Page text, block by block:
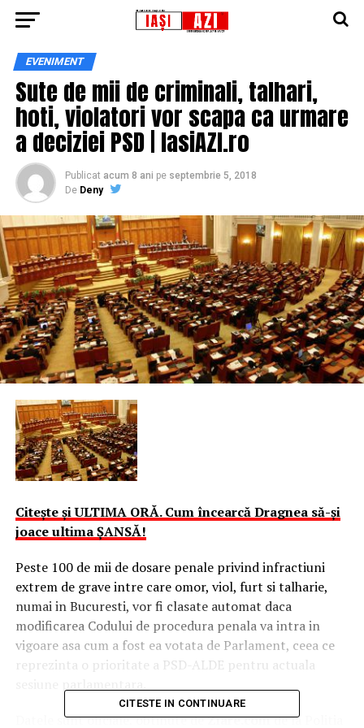
EVENIMENT
Sute de mii de criminali, talhari,
hoti, violatori vor scapa ca urmare
a deciziei PSD | IasiAZI.ro
Publicat acum 8 ani pe septembrie 5, 2018
De Deny
Citeşte şi ULTIMA ORĂ. Cum încearcă Dragnea să-şi
joace ultima ȘANSĂ!
Peste 100 de mii de dosare penale privind infractiuni
extrem de grave intre care omor, viol, furt si talharie,
numai in Bucuresti, vor fi clasate automat daca
modificarea Codului de procedura penala va intra in
vigoare asa cum a fost ea votata de Parlament, ceea ce
reprezinta o prioritate a PSD-ALDE pentru actuala
Datele sunt oficiale, obtinute deZiare.comde la Politia
CITESTE IN CONTINUARE